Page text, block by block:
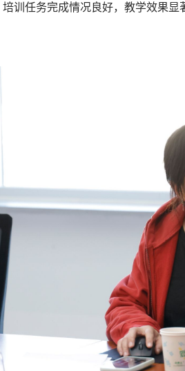
训任务完成情况良好，教学效果显